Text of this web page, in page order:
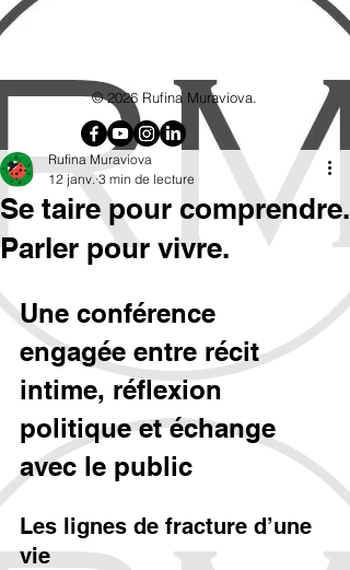
google7d4e4d8192715b6f.html
© 2026 Rufina Muraviova.
Se taire pour comprendre.
Parler pour vivre.
Rufina Muraviova
12 janv. 3 min de lecture
Une conférence
engagée entre récit
intime, réflexion
politique et échange
avec le public
Les lignes de fracture d’une
vie